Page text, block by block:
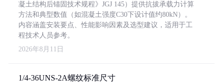
凝土结构后锚固技术规程》JGJ 145）提供抗拔承载力计算
方法和典型数值（如混凝土强度C30下设计值约80kN）。
内容涵盖安装要点、性能影响因素及选型建议，适用于工
程技术人员参考。
2026年8月11日
1/4-36UNS-2A螺纹标准尺寸